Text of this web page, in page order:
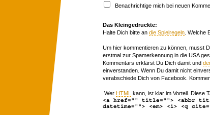
Benachrichtige mich bei neuen
Das Kleingedruckte:
Halte Dich bitte an die Spielregeln . Welche
Um hier kommentieren zu können, musst
erstmal zur Spamerkennung in die USA
Kommentars erklärst Du Dich damit und
einverstanden. Wenn Du damit nicht
verabschiede Dich von Facebook.
Wer HTML kann, ist klar im Vorteil. Diese
<a href="" title=""> <abbr
datetime=""> <em> <i> <q